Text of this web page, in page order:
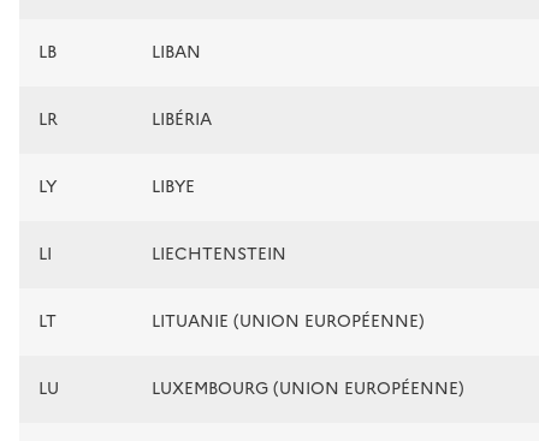
LB LIBAN
LR LIBÉRIA
LY LIBYE
LI LIECHTENSTEIN
LT LITUANIE (UNION EUROPÉENNE)
LU LUXEMBOURG (UNION EUROPÉENNE)